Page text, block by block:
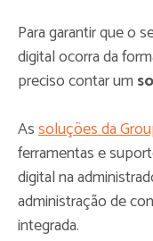
Para garantir que o
digital ocorra da
preciso contar um
Assoluções da
ferramentas e
digital na
administração de
integrada.